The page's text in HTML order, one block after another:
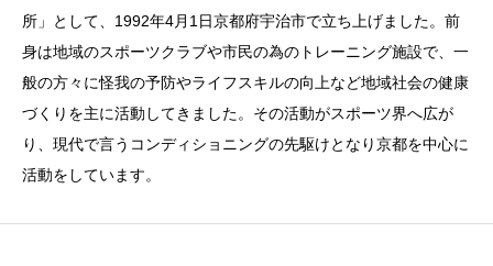
所」として、1992年4月1日京都府宇治市で立ち上げました。前
身は地域のスポーツクラブや市民の為のトレーニング施設で、一
般の方々に怪我の予防やライフスキルの向上など地域社会の健康
づくりを主に活動してきました。その活動がスポーツ界へ広が
り、現代で言うコンディショニングの先駆けとなり京都を中心に
活動をしています。